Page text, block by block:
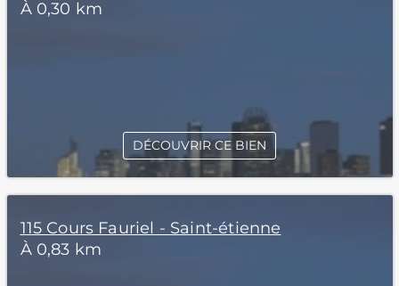
À 0,30 km
DÉCOUVRIR CE BIEN
115 Cours Fauriel - Saint-étienne
À 0,83 km